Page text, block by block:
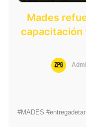
Mades
capacitación
#MADES